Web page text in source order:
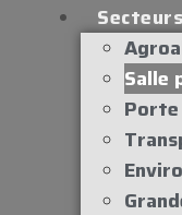
Salle
Porte